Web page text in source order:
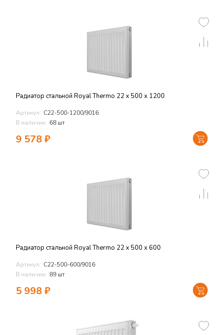
Радиатор стальной Royal Thermo 22 х 500 х 1200
Артикул: C22-500-1200/9016
В наличии: 68 шт
9 578₽
Радиатор стальной Royal Thermo 22 х 500 х 600
Артикул: C22-500-600/9016
В наличии: 89 шт
5 998₽